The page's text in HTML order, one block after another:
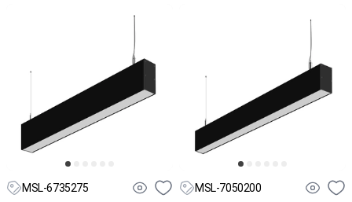
MSL-6735275 MSL-7050200